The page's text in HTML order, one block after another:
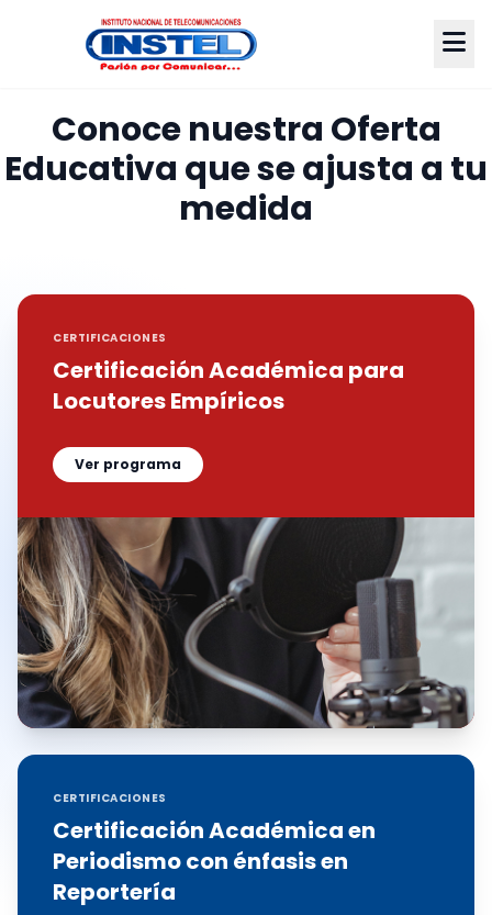
Conoce nuestra Oferta
Educativa que se ajusta a tu
medida
CERTIFICACIONES
Certificación Académica para
Locutores Empíricos
Ver programa
CERTIFICACIONES
Certificación Académica en
Periodismo con énfasis en
Reportería